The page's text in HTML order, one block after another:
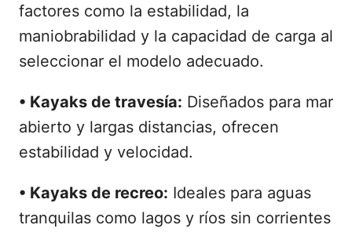
factores como la estabilidad, la
maniobrabilidad y la capacidad de carga al
seleccionar el modelo adecuado.
• Kayaks de travesía: Diseñados para mar
abierto y largas distancias, ofrecen
estabilidad y velocidad.
• Kayaks de recreo: Ideales para aguas
tranquilas como lagos y ríos sin corrientes